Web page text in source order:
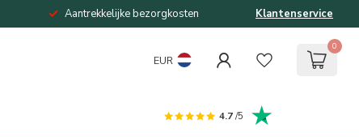
Aantrekkelijke bezorgkosten Klantenservice
EUR
0
4.7/5